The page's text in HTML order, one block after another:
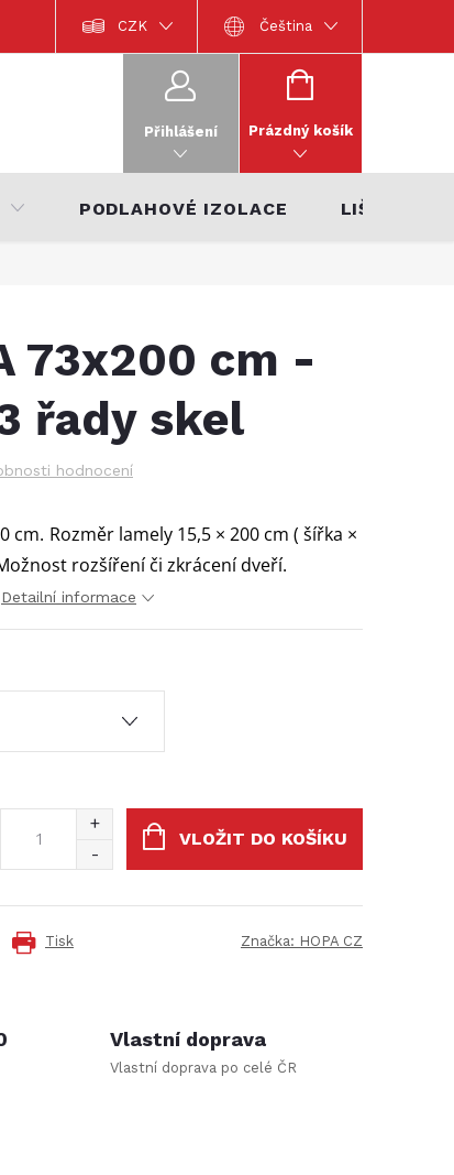
Dokumentace k výrobkům Katalog interiérů 2022
CZK Čeština
Přihlášení
NÁKUPNÍ
Prázdný košík
PODLAHOVÉ IZOLACE LIŠTY
73x200 cm -
řady skel
hodnocení
cm. Rozměr lamely 15,5 × 200 cm ( šířka ×
rozšíření či zkrácení dveří.
Detailní informace
VLOŽIT DO KOŠÍKU
Tisk Značka: HOPA CZ
Vlastní doprava
Vlastní doprava po celé ČR